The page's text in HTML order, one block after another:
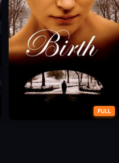
FULL